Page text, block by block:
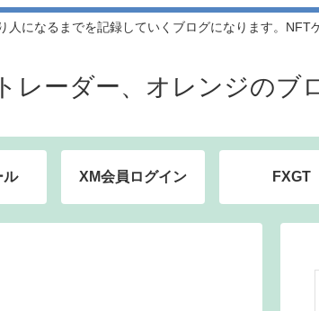
になるまでを記録していくブログになります。NFT
レーダー、オレンジのブ
ル XM会員ログイン FXGT